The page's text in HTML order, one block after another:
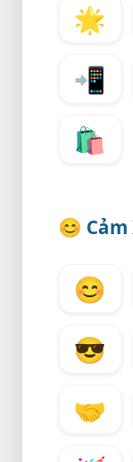
🌟
📲
🛍️
😊
😊
😎
🤝